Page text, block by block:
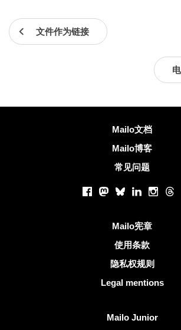
文件作为链接
Mailo文档
Mailo博客
常见问题
Facebook
Mastodon
BlueskyLinkedIn
Mailo宪章
使用条款
隐私权规则
Legal mentions
Mailo Junior